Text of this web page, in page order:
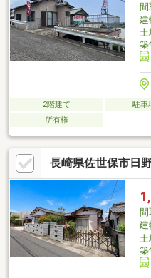
間
建
土
築
2階建て 駐車
所有権
長崎県佐世保市日
間
建
築